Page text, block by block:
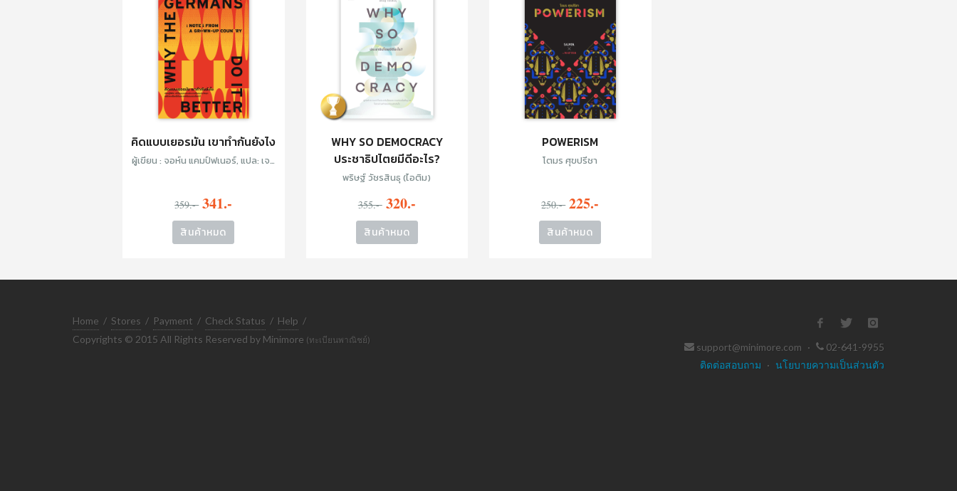
คิดแบบเยอรมัน เขาทำกันยังไง
ผู้เขียน : จอห์น แคมป์ฟเนอร์, แปล: เจน
359.- 341.-
สินค้าหมด
WHY SO DEMOCRACY
ประชาธิปไตยมีดีอะไร?
พริษฐ์ วัชรสินธุ (ไอติม)
355.- 320.-
สินค้าหมด
POWERISM
โตมร ศุขปรีชา
250.- 225.-
สินค้าหมด
Home / Stores / Payment / Check Status / Help /
Copyrights © 2015 All Rights Reserved by Minimore (ทะเบียนพาณิชย์)
support@minimore.com ·
02-641-9955
ติดต่อสอบถาม · นโยบายความเป็นส่วนตัว